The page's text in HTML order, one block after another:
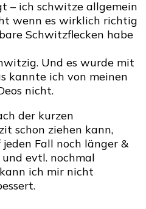
– ich schwitze allgemein
wenn es wirklich richtig
Schwitzflecken habe
Und es wurde mit
kannte ich von meinen
nicht.
der kurzen
schon ziehen kann,
Fall noch länger &
evtl. nochmal
ich mir nicht